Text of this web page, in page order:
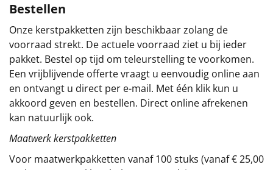
Particulier
Kerstgeschenken 2026
Relatiegeschenken
Cadeaubon
Per stuk
Bestellen
Onze kerstpakketten zijn beschikbaar zolang de
voorraad strekt. De actuele voorraad ziet u bij ieder
pakket. Bestel op tijd om teleurstelling te voorkomen.
Een vrijblijvende offerte vraagt u eenvoudig online aan
en ontvangt u direct per e-mail. Met één klik kun u
akkoord geven en bestellen. Direct online afrekenen
kan natuurlijk ook.
Maatwerk kerstpakketten
Voor maatwerkpakketten vanaf 100 stuks (vanaf € 25,00